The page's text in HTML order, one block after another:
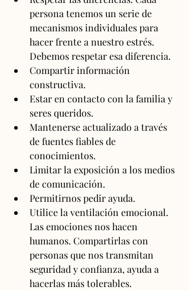
persona tenemos un serie de
mecanismos individuales para
hacer frente a nuestro estrés.
Debemos respetar esa diferencia.
Compartir información
constructiva.
Estar en contacto con la familia y
seres queridos.
Mantenerse actualizado a través
de fuentes fiables de
conocimientos.
Limitar la exposición a los medios
de comunicación.
Permitirnos pedir ayuda.
Utilice la ventilación emocional.
Las emociones nos hacen
humanos. Compartirlas con
personas que nos transmitan
seguridad y confianza, ayuda a
hacerlas más tolerables.